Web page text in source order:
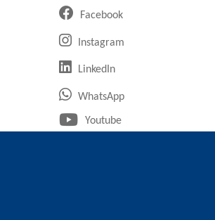
Facebook(ouvre un nouvel
Instagram(ouvre un nouvel
LinkedIn(ouvre un nouvel onglet)
WhatsApp(ouvre un nouvel
Youtube(ouvre un nouvel